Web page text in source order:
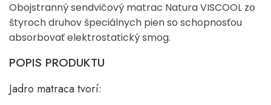
Obojstranný sendvičový matrac Natura VISCOOL zo
štyroch druhov špeciálnych pien so schopnosťou
absorbovať elektrostatický smog.
POPIS PRODUKTU
Jadro matraca tvorí: